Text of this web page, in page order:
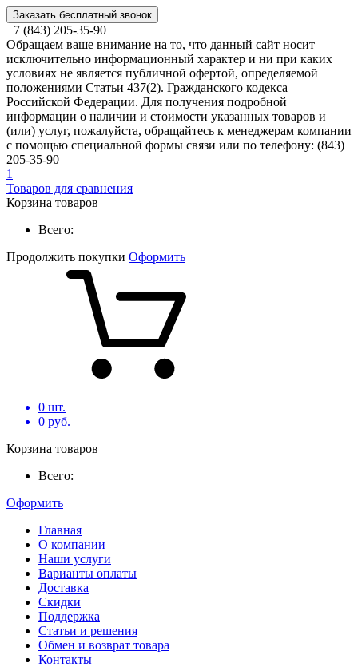
Заказать бесплатный звонок
+7 (843) 205-35-90
Обращаем ваше внимание на то, что данный сайт носит
исключительно информационный характер и ни при каких
условиях не является публичной офертой, определяемой
положениями Статьи 437(2). Гражданского кодекса
Российской Федерации. Для получения подробной
информации о наличии и стоимости указанных товаров и
(или) услуг, пожалуйста, обращайтесь к менеджерам компании
с помощью специальной формы связи или по телефону: (843)
205-35-90
1
Товаров для сравнения
Корзина товаров
Всего:
Продолжить покупки Оформить
0 шт.
0 руб.
Корзина товаров
Всего:
Оформить
Главная
О компании
Наши услуги
Варианты оплаты
Доставка
Скидки
Поддержка
Статьи и решения
Обмен и возврат товара
Контакты